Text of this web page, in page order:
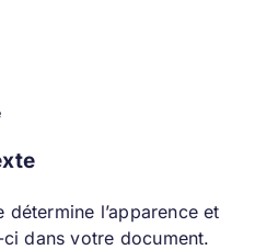
détermine l’apparence et
dans votre document.